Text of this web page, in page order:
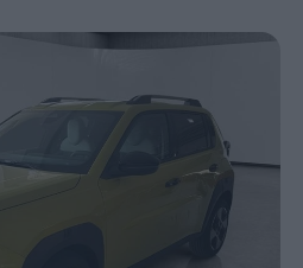
Azienda
Servizi